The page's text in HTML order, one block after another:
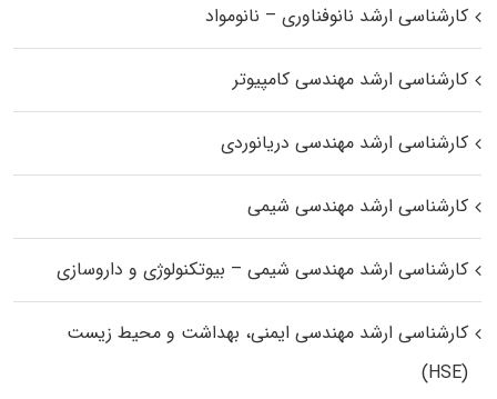
کارشناسی ارشد نانوفناوری – نانومواد
کارشناسی ارشد مهندسی کامپیوتر
کارشناسی ارشد مهندسی دریانوردی
کارشناسی ارشد مهندسی شیمی
کارشناسی ارشد مهندسی شیمی – بیوتکنولوژی و داروسازی
کارشناسی ارشد مهندسی ایمنی، بهداشت و محیط زیست
(HSE)